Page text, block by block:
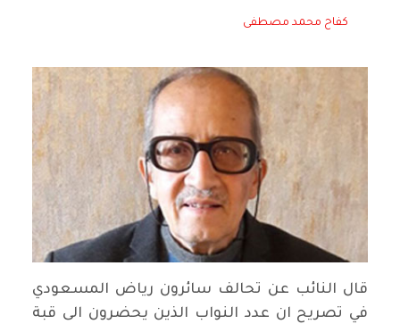
كفاح محمد مصطفى
قال النائب عن تحالف سائرون رياض المسعودي
في تصريح ان عدد النواب الذين يحضرون الى قبة